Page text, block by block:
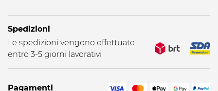
Spedizioni
Le spedizioni vengono effettuate
entro 3-5 giorni lavorativi
Pagamenti